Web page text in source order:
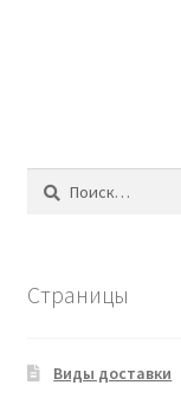
Найти:
Страницы
Виды доставки